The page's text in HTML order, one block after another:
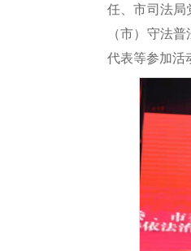
任、市司法局
（市）守法
代表等参加活